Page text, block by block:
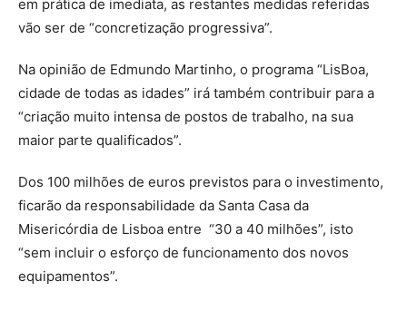
em prática de imediata, as restantes medidas referidas
vão ser de “concretização progressiva”.
Na opinião de Edmundo Martinho, o programa “LisBoa,
cidade de todas as idades” irá também contribuir para a
“criação muito intensa de postos de trabalho, na sua
maior parte qualificados”.
Dos 100 milhões de euros previstos para o investimento,
ficarão da responsabilidade da Santa Casa da
Misericórdia de Lisboa entre “30 a 40 milhões”, isto
“sem incluir o esforço de funcionamento dos novos
equipamentos”.